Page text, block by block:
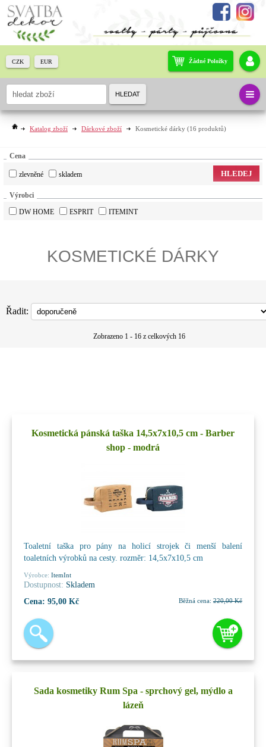
Katalog zboží Dárkové zboží Kosmetické dárky (16 produktů)
Cena
zlevněné skladem HLEDEJ
Výrobci
DW HOME
ESPRIT ITEMINT
KOSMETICKÉ DÁRKY
Řadit:
Zobrazeno 1 - 16 z celkových 16
Kosmetická pánská taška 14,5x7x10,5 cm - Barber
shop - modrá
Toaletní taška pro pány na holicí strojek či menší balení
toaletních výrobků na cesty. rozměr: 14,5x7x10,5 cm
Výrobce: ItemInt
Dostupnost: Skladem
Cena: 95,00 Kč Běžná cena: 220,00 Kč
Sada kosmetiky Rum Spa - sprchový gel, mýdlo a
lázeň
Žádné Položky
CZK EUR
HLEDAT